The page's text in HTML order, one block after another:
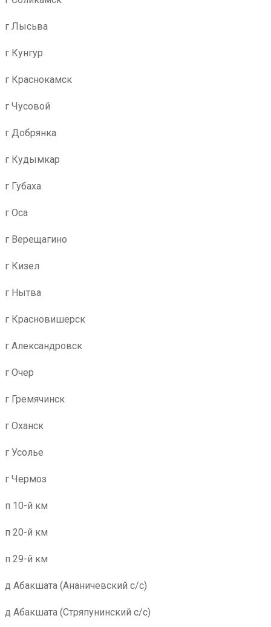
г Лысьва
г Кунгур
г Краснокамск
г Чусовой
г Добрянка
г Кудымкар
г Губаха
г Оса
г Верещагино
г Кизел
г Нытва
г Красновишерск
г Александровск
г Очер
г Гремячинск
г Оханск
г Усолье
г Чермоз
п 10-й км
п 20-й км
п 29-й км
д Абакшата (Ананичевский с/с)
д Абакшата (Стряпунинский с/с)